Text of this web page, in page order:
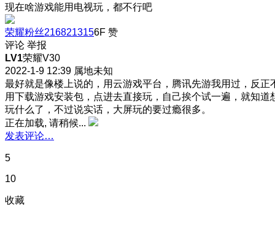
现在啥游戏能用电视玩，都不行吧
荣耀粉丝2168213156F 赞
评论 举报
LV1荣耀V30
2022-1-9 12:39 属地未知
最好就是像楼上说的，用云游戏平台，腾讯先游我用过，反正
用下载游戏安装包，点进去直接玩，自己挨个试一遍，就知道
玩什么了，不过说实话，大屏玩的要过瘾很多。
正在加载, 请稍候...
发表评论…
5
10
收藏